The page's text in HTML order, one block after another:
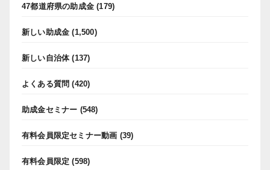
47都道府県の助成金 (179)
新しい助成金 (1,500)
新しい自治体(137)
よくある質問 (420)
助成金セミナー (548)
有料会員限定セミナー動画 (39)
有料会員限定 (598)